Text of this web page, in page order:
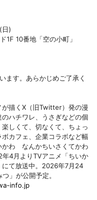
日)
1F 10番地「空の小町」
ます。あらかじめご了承く
が描くX（旧Twitter）発の漫
ハチワレ、うさぎなどの個
しくて、切なくて、ちょっ
カフェ、企業コラボなど幅
かわ なんかちいさくてかわ
4月よりTVアニメ「ちいか
にて放送中。2026年7月24
」が公開予定。
info.jp